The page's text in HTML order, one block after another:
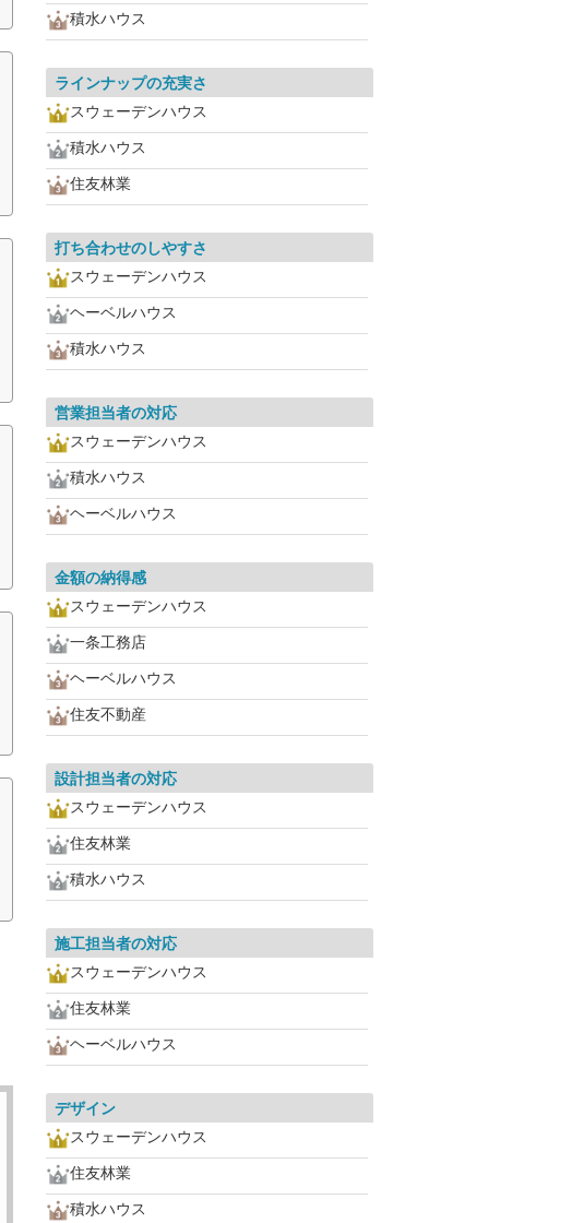
積水ハウス
ラインナップの充実さ
スウェーデンハウス
積水ハウス
住友林業
打ち合わせのしやすさ
スウェーデンハウス
ヘーベルハウス
積水ハウス
営業担当者の対応
スウェーデンハウス
積水ハウス
ヘーベルハウス
金額の納得感
スウェーデンハウス
一条工務店
ヘーベルハウス
住友不動産
設計担当者の対応
スウェーデンハウス
住友林業
積水ハウス
施工担当者の対応
スウェーデンハウス
住友林業
ヘーベルハウス
デザイン
スウェーデンハウス
住友林業
積水ハウス